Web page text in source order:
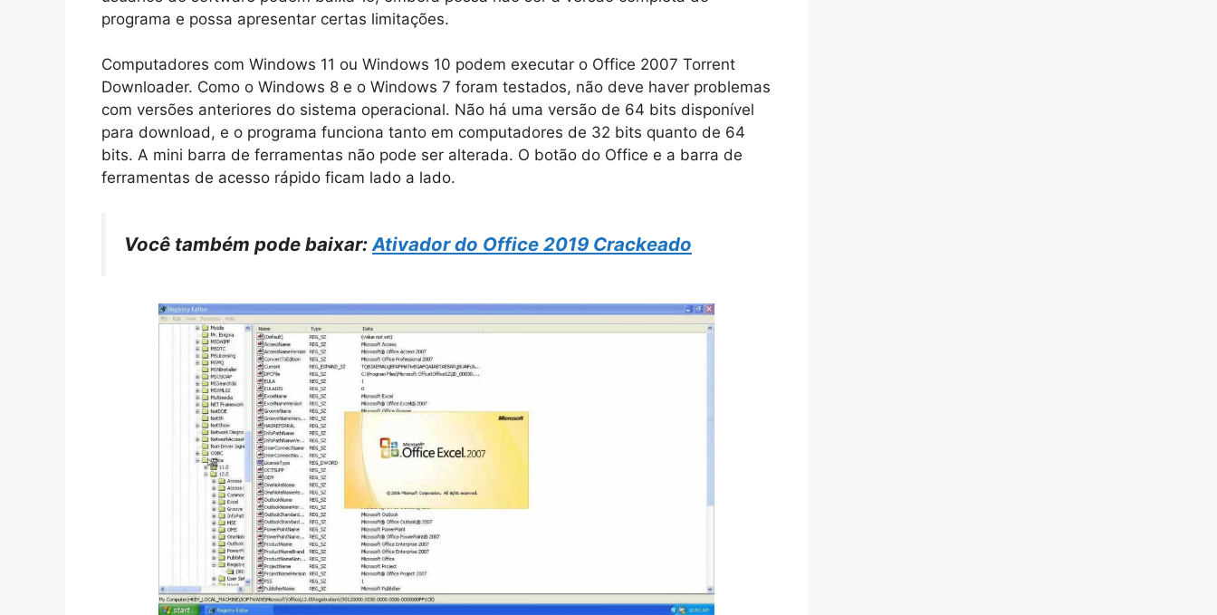
programa e possa apresentar certas limitações.
Computadores com Windows 11 ou Windows 10 podem executar o Office 2007 Torrent
Downloader. Como o Windows 8 e o Windows 7 foram testados, não deve haver problemas
com versões anteriores do sistema operacional. Não há uma versão de 64 bits disponível
para download, e o programa funciona tanto em computadores de 32 bits quanto de 64
bits. A mini barra de ferramentas não pode ser alterada. O botão do Office e a barra de
ferramentas de acesso rápido ficam lado a lado.
Você também pode baixar: Ativador do Office 2019 Crackeado